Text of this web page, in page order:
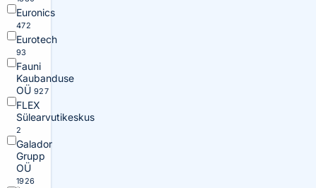
Euronics
472
Eurotech
93
Fauni
Kaubanduse
OÜ 927
FLEX
Sülearvutikeskus
2
Galador
Grupp
OÜ
1926